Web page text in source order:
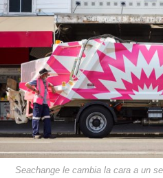
Seachange le cambia la cara a un